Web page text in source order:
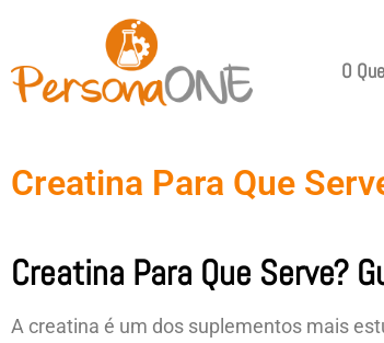
O
Creatina Para Que
Creatina Para Que Serve?
A creatina é um dos suplementos mais